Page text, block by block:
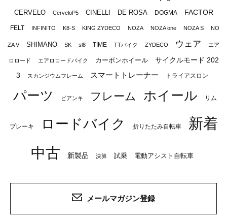
CERVELO CerveloP5 CINELLI DE ROSA DOGMA FACTOR
FELT INFINITO K8-S KING ZYDECO NOZA NOZA one NOZA S NO
ZA V SHIMANO SK sl8 TIME TTバイク ZYDECO ウェア エア
ロロード エアロロードバイク カーボンホイール
サイクルモード 202
3
スカンジウムフレーム スマートトレーナー トライアスロン
パーツ ビアンキ フレーム ホイール リム
ブレーキ ロードバイク 折りたたみ自転車
新着
中古
新製品 決算 試乗 電動アシスト自転車
メールマガジン登録